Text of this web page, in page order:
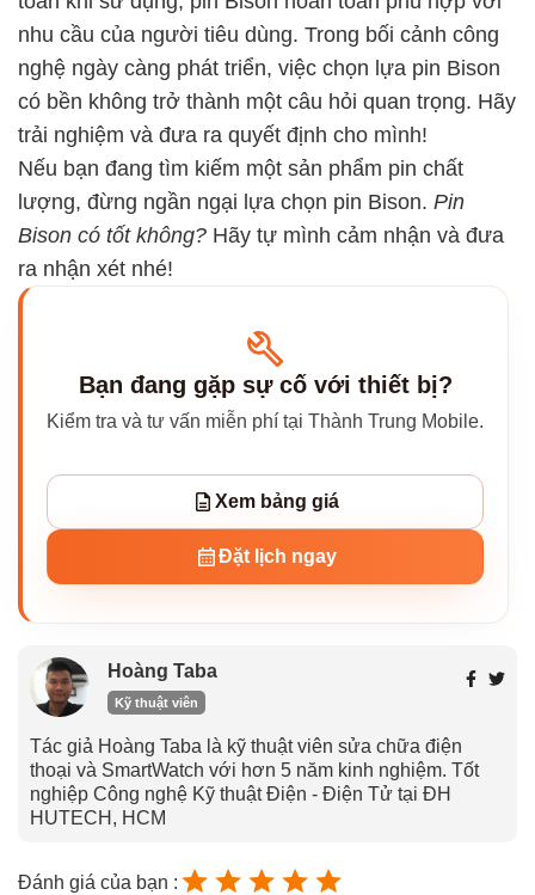
nhu cầu của người tiêu dùng. Trong bối cảnh công
nghệ ngày càng phát triển, việc chọn lựa pin Bison
có bền không trở thành một câu hỏi quan trọng. Hãy
trải nghiệm và đưa ra quyết định cho mình!
Nếu bạn đang tìm kiếm một sản phẩm pin chất
lượng, đừng ngần ngại lựa chọn pin Bison. Pin
Bison có tốt không? Hãy tự mình cảm nhận và đưa
ra nhận xét nhé!
Bạn đang gặp sự cố với thiết bị?
Kiểm tra và tư vấn miễn phí tại Thành Trung Mobile.
Xem bảng giá
Đặt lịch ngay
Hoàng Taba
Kỹ thuật viên
Tác giả Hoàng Taba là kỹ thuật viên sửa chữa điện
thoại và SmartWatch với hơn 5 năm kinh nghiệm. Tốt
nghiệp Công nghệ Kỹ thuật Điện - Điện Tử tại ĐH
HUTECH, HCM
Đánh giá của bạn :